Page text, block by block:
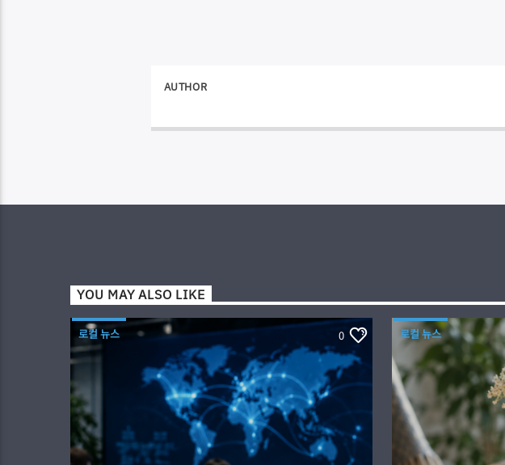
AUTHOR
YOU MAY ALSO LIKE
로컬 뉴스 0 로컬 뉴스